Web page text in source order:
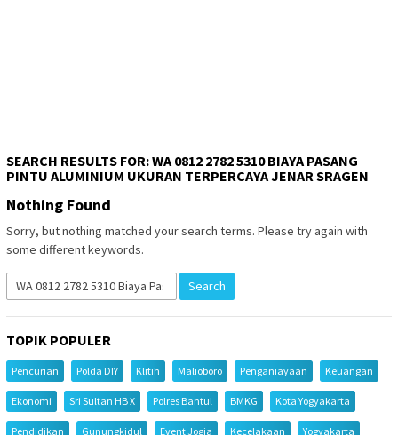
SEARCH RESULTS FOR: WA 0812 2782 5310 BIAYA PASANG
PINTU ALUMINIUM UKURAN TERPERCAYA JENAR SRAGEN
Nothing Found
Sorry, but nothing matched your search terms. Please try again with
some different keywords.
Search
for:
TOPIK POPULER
Pencurian Polda DIY Klitih Malioboro Penganiayaan Keuangan
Ekonomi Sri Sultan HB X Polres Bantul BMKG Kota Yogyakarta
Pendidikan Gunungkidul Event Jogja Kecelakaan Yogyakarta